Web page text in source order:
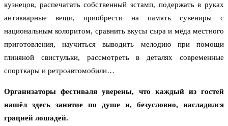
кузнецов, распечатать собственный эстамп, подержать в руках
антикварные вещи, приобрести на память сувениры с
национальным колоритом, сравнить вкусы сыра и мёда местного
приготовления, научиться выводить мелодию при помощи
глиняной свистульки, рассмотреть в деталях современные
спорткары и ретроавтомобили…
Организаторы фестиваля уверены, что каждый из гостей
нашёл здесь занятие по душе и, безусловно, насладился
грацией лошадей.